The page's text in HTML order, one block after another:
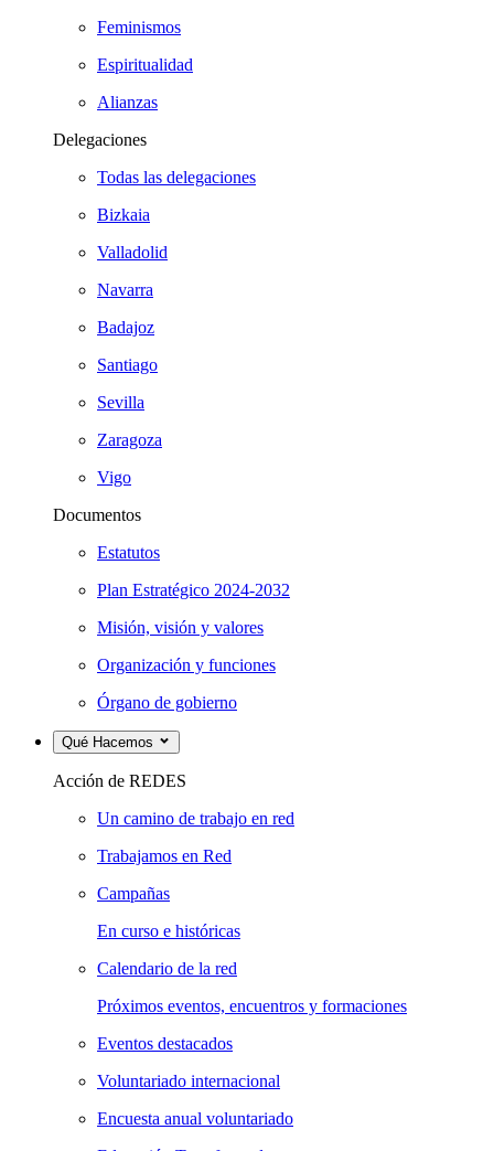
Feminismos
Espiritualidad
Alianzas
Delegaciones
Todas las delegaciones
Bizkaia
Valladolid
Navarra
Badajoz
Santiago
Sevilla
Zaragoza
Vigo
Documentos
Estatutos
Plan Estratégico 2024-2032
Misión, visión y valores
Organización y funciones
Órgano de gobierno
Qué Hacemos
Acción de REDES
Un camino de trabajo en red
Trabajamos en Red
Campañas
En curso e históricas
Calendario de la red
Próximos eventos, encuentros y formaciones
Eventos destacados
Voluntariado internacional
Encuesta anual voluntariado